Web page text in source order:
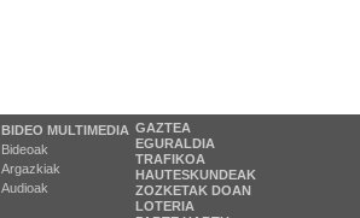
BIDEO MULTIMEDIA
Bideoak
Argazkiak
Audioak
GAZTEA
EGURALDIA
TRAFIKOA
HAUTESKUNDEAK
ZOZKETAK DOAN
LOTERIA